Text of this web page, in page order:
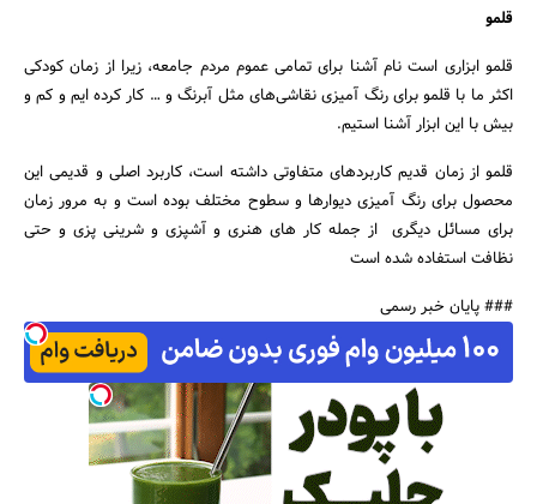
قلمو
قلمو ابزاری است نام آشنا برای تمامی عموم مردم جامعه، زیرا از زمان کودکی
اکثر ما با قلمو برای رنگ آمیزی نقاشی‌های مثل آبرنگ و … کار کرده ایم و کم و
بیش با این ابزار آشنا استیم.
قلمو از زمان قدیم کاربردهای متفاوتی داشته است، کاربرد اصلی و قدیمی این
محصول برای رنگ آمیزی دیوارها و سطوح مختلف بوده است و به مرور زمان
برای مسائل دیگری از جمله کار های هنری و آشپزی و شرینی پزی و حتی
نظافت استفاده شده است
### پایان خبر رسمی